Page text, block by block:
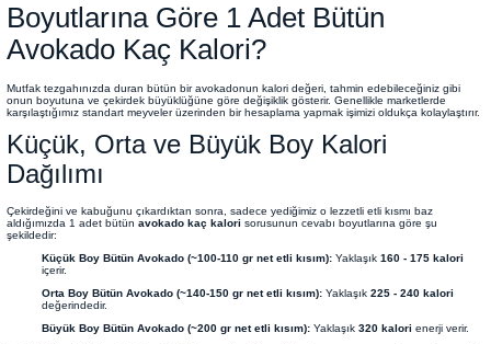
Boyutlarına Göre 1 Adet Bütün
Avokado Kaç Kalori?
Mutfak tezgahınızda duran bütün bir avokadonun kalori değeri, tahmin edebileceğiniz gibi
onun boyutuna ve çekirdek büyüklüğüne göre değişiklik gösterir. Genellikle marketlerde
karşılaştığımız standart meyveler üzerinden bir hesaplama yapmak işimizi oldukça kolaylaştırır.
Küçük, Orta ve Büyük Boy Kalori
Dağılımı
Çekirdeğini ve kabuğunu çıkardıktan sonra, sadece yediğimiz o lezzetli etli kısmı baz
aldığımızda 1 adet bütün avokado kaç kalori sorusunun cevabı boyutlarına göre şu
şekildedir:
Küçük Boy Bütün Avokado (~100-110 gr net etli kısım): Yaklaşık 160 - 175 kalori
içerir.
Orta Boy Bütün Avokado (~140-150 gr net etli kısım): Yaklaşık 225 - 240 kalori
değerindedir.
Büyük Boy Bütün Avokado (~200 gr net etli kısım): Yaklaşık 320 kalori enerji verir.